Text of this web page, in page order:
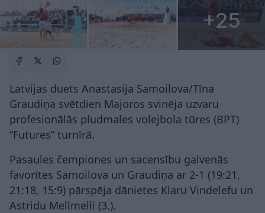
+25
Latvijas duets Anastasija Samoilova/Tīna
Graudiņa svētdien Majoros svinēja uzvaru
profesionālās pludmales volejbola tūres (BPT)
“Futures” turnīrā.
Pasaules čempiones un sacensību galvenās
favorītes Samoilova un Graudiņa ar 2-1 (19:21,
21:18, 15:9) pārspēja dānietes Klaru Vindelefu un
Astridu Mellmelli (3.).